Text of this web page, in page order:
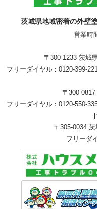
茨城県地域密着の外壁
営業時
〒300-1233 茨城
フリーダイヤル： 0120-399-
〒300-
フリーダイヤル： 0120-550-
〒305-0034
フリーダ